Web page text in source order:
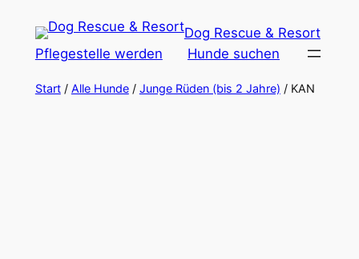
Inhalt
springen
Dog Rescue & Resort
Pflegestelle werden
Hunde suchen
Start/ Alle Hunde/ Junge Rüden (bis 2 Jahre) / KAN